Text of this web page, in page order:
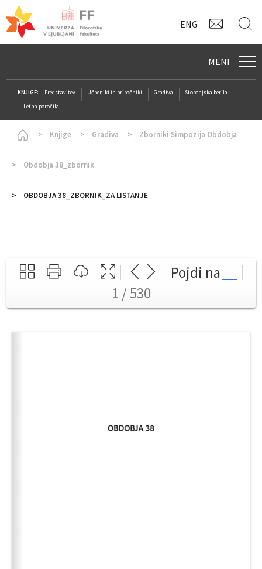
ENG
MENI
KNJIGE: Predstavitev Učbeniki in priročniki Gradiva
Stopenjska berila
Letna poročila
Homepage
Knjige Gradiva Zborniki Simpozija Obdobja
Obdobja 38_zbornik
OBDOBJA 38_ZBORNIK_ZA LISTANJE
Pojdi na
1 / 530